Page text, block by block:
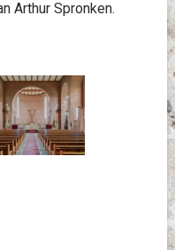
Arthur Spronken.